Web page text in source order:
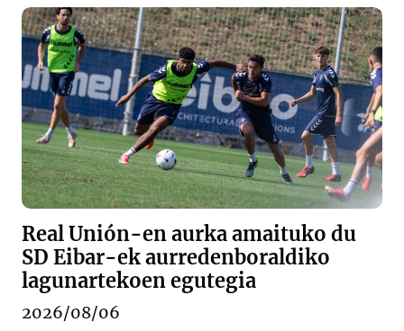
Real Unión-en aurka amaituko du
SD Eibar-ek aurredenboraldiko
lagunartekoen egutegia
2026/08/06